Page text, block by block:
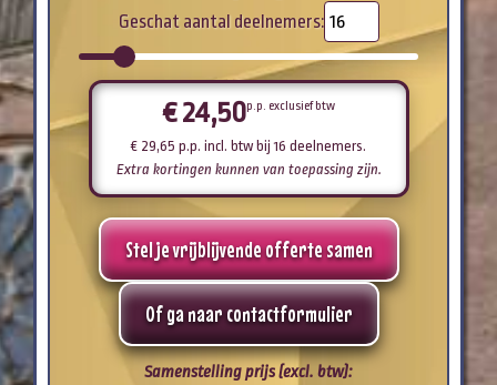
Geschat aantal deelnemers:
€24,50p.p. exclusief btw
€ 29,65 p.p. incl. btw bij 16 deelnemers.
Extra kortingen kunnen van toepassing zijn.
Stel je vrijblijvende offerte samen
Of ga naar contactformulier
Samenstelling prijs (excl. btw):